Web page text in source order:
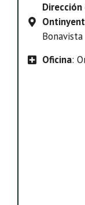
Ontinyent
Bonavista
Oficina: